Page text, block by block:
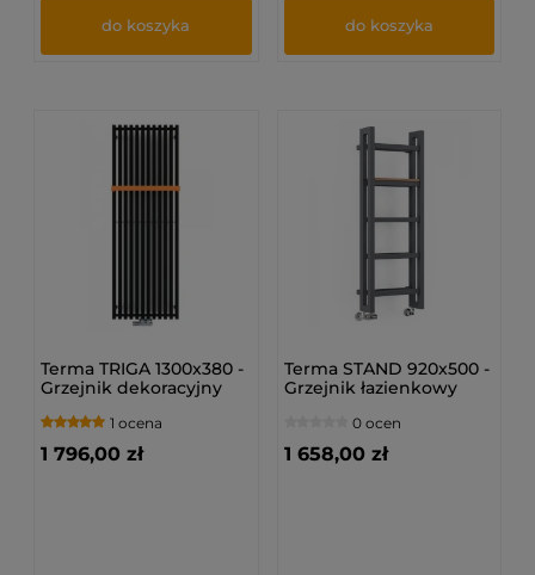
do koszyka do koszyka
Terma TRIGA 1300x380 -
Grzejnik dekoracyjny
1 ocena
1 796,00 zł
Terma STAND 920x500 -
Grzejnik łazienkowy
0 ocen
1 658,00 zł